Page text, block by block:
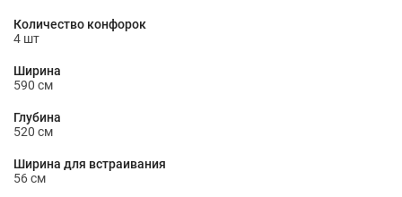
Количество конфорок
4 шт
Ширина
590 см
Глубина
520 см
Ширина для встраивания
56 см